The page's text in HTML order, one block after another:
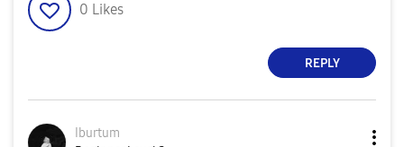
0 Likes
REPLY
Iburtum